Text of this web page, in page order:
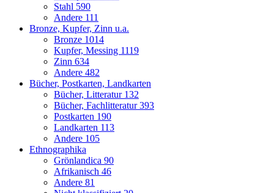
Stahl 590
Andere 111
Bronze, Kupfer, Zinn u.a.
Bronze 1014
Kupfer, Messing 1119
Zinn 634
Andere 482
Bücher, Postkarten, Landkarten
Bücher, Litteratur 132
Bücher, Fachlitteratur393
Postkarten 190
Landkarten 113
Andere 105
Ethnographika
Grönlandica 90
Afrikanisch 46
Andere 81